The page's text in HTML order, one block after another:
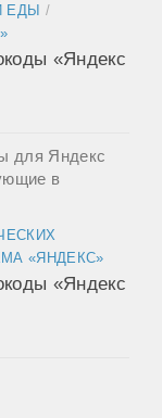
ЕДЫ
/
«Яндекс
«ЯНДЕКС»
«Яндекс